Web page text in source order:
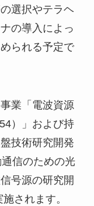
選択やテラヘ
の導入によっ
られる予定で
業「電波資源
）」および持
技術研究開発
信のための光
号源の研究開
されます。